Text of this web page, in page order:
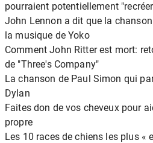
pourraient potentiellement
John Lennon a dit que la
la musique de Yoko
Comment John Ritter est mort:
de "Three's Company"
La chanson de Paul Simon qui
Dylan
Faites don de vos cheveux pour
propre
Les 10 races de chiens les plus «